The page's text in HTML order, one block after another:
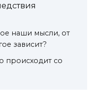
наши мысли, от
зависит?
происходит со